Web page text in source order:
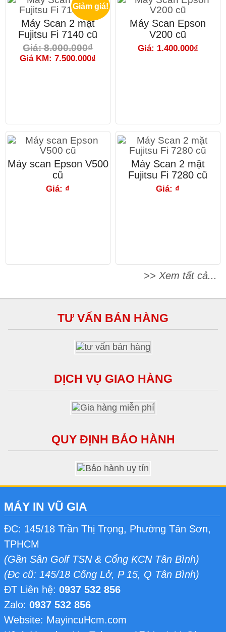
Giảm giá!
Máy Scan 2 mặt
Fujitsu Fi 7140 cũ
Giá: 8.000.000₫
Giá KM: 7.500.000₫
Máy Scan Epson
V200 cũ
Giá: 1.400.000₫
Máy scan Epson V500
cũ
Giá: ₫
Máy Scan 2 mặt
Fujitsu Fi 7280 cũ
Giá: ₫
>> Xem tất cả...
TƯ VẤN BÁN HÀNG
DỊCH VỤ GIAO HÀNG
QUY ĐỊNH BẢO HÀNH
MÁY IN VŨ GIA
ĐC: 145/18 Trần Thị Trọng, Phường Tân Sơn,
TPHCM
(Gần Sân Golf TSN & Cổng KCN Tân Bình)
(Đc cũ: 145/18 Cống Lở, P 15, Q Tân Bình)
ĐT Liên hệ: 0937 532 856
Zalo: 0937 532 856
Website: MayincuHcm.com